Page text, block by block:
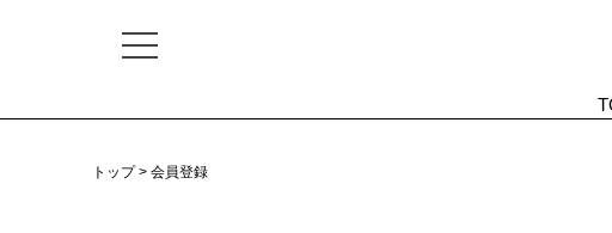
トップ 会員登録